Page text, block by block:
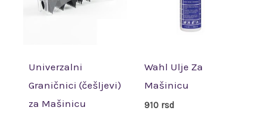
Univerzalni
Graničnici (češljevi)
za Mašinicu
Wahl Ulje Za
Mašinicu
910 rsd